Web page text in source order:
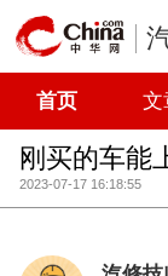
首页 文
刚买的车能
2023-07-17 16:18:55